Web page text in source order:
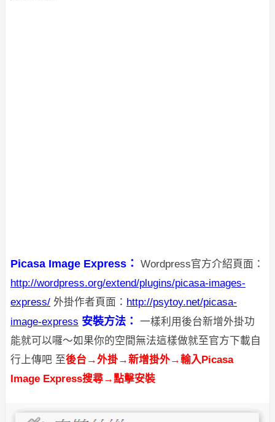
Picasa Image Express：
Wordpress官方介紹頁面：
http://wordpress.org/extend/plugins/picasa-images-
express/ 外掛作者頁面： http://psytoy.net/picasa-
image-express 安裝方法：
一樣利用後台新增外掛功
能就可以囉～如果你的空間無法這樣做就至官方下載自
行上傳吧 至後台→外掛→新增掛外→輸入Picasa
Image Express搜尋→點擊安裝